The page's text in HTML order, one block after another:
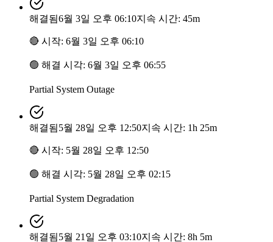
해결됨6월 3일 오후 06:10지속 시간: 45m
🔴 시작: 6월 3일 오후 06:10
🟢 해결 시각: 6월 3일 오후 06:55
Partial System Outage
해결됨5월 28일 오후 12:50지속 시간: 1h 25m
🔴 시작: 5월 28일 오후 12:50
🟢 해결 시각: 5월 28일 오후 02:15
Partial System Degradation
해결됨5월 21일 오후 03:10지속 시간: 8h 5m